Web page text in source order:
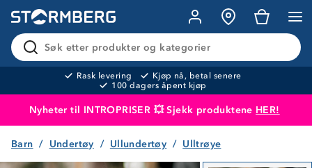
Søk etter produkter og kategorier
Rask levering
Kjøp nå, betal senere
100 dagers åpent kjøp
Nyheter til INTROPRISER 💥 Sjekk produktene HER!
Produktet er lagt i handlekurven Til kassen
Barn Undertøy Ullundertøy Ulltrøye